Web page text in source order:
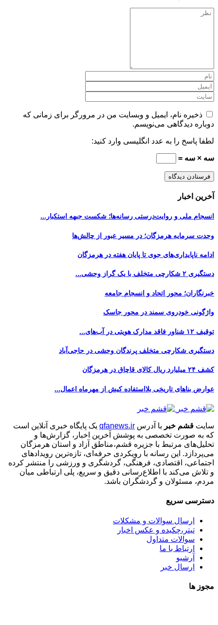
ذخیره نام، ایمیل و وبسایت من در مرورگر برای زمانی که
دوباره دیدگاهی می‌نویسم.
لطفا پاسخ را به عدد انگلیسی وارد کنید:
سه × سه =
آخرین اخبار
انسجام ملی و روایت‌درستی رسانه‌ها؛ شکست جبهه استکبار...
وحدت سرمایه هرمزگان؛ در مسیر عبور از چالش‌ها
ادامه ناپایداری‌های جوی تا پایان هفته در هرمزگان
دستگیری ۲ شکارچی متخلف با یک گراز وحشی...
خبرنگاران؛ محور اتحاد و انسجام جامعه
واژگونی خودروی سمند در محور جاسک
توقیف ۱۲ شناور فاقد مدارک هویتی در آب‌های...
دستگیری شکارچی متخلف پرندگان وحشی در حاجی‌آباد
کشف ۲۴ میلیارد ریال کالای قاچاق در هرمزگان
عوارض بناهای تاریخی بلااستفاده کیش از مهرماه اعمال...
سایت قشم خبر با آدرس qfanews.ir یک پایگاه خبری آنلاین است
که به صورت تخصصی به پوشش آخرین اخبار، گزارش‌ها و
تحلیل‌های مرتبط با جزیره قشم،مناطق آزاد و استان هرمزگان
می‌پردازد. این رسانه با رویکردی حرفه‌ای، تازه‌ترین رویدادهای
اجتماعی، اقتصادی، فرهنگی، گردشگری و ورزشی را منتشر کرده
و تلاش می‌کند با اطلاع‌رسانی دقیق و سریع، پلی ارتباطی میان
مردم، مسئولان و گردشگران باشد.
دسترسی سریع
ارسال سوالات و مشکلات
تیتر،چکیده و عکس اخبار
سوالات متداول
ارتباط با ما
آرشیو
ارسال خبر
مجوز ها